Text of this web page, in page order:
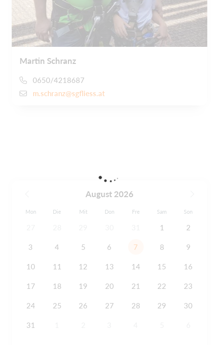
Martin Schranz
0650/4218687
m.schranz@sgfliess.at
August 2026
Mon Die Mit Don Fre Sam Son
1 2
3 4 5 6 7 8 9
10 11 12 13 14 15 16
17 18 19 20 21 22 23
24 25 26 27 28 29 30
31